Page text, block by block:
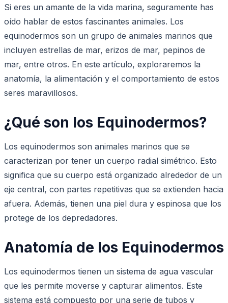
Si eres un amante de la vida marina, seguramente has
oído hablar de estos fascinantes animales. Los
equinodermos son un grupo de animales marinos que
incluyen estrellas de mar, erizos de mar, pepinos de
mar, entre otros. En este artículo, exploraremos la
anatomía, la alimentación y el comportamiento de estos
seres maravillosos.
¿Qué son los Equinodermos?
Los equinodermos son animales marinos que se
caracterizan por tener un cuerpo radial simétrico. Esto
significa que su cuerpo está organizado alrededor de un
eje central, con partes repetitivas que se extienden hacia
afuera. Además, tienen una piel dura y espinosa que los
protege de los depredadores.
Anatomía de los Equinodermos
Los equinodermos tienen un sistema de agua vascular
que les permite moverse y capturar alimentos. Este
sistema está compuesto por una serie de tubos y